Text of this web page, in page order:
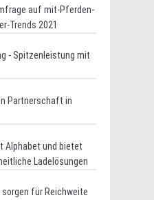
auf mit-Pferden-
Trends 2021
- Spitzenleistung mit
Partnerschaft in
Alphabet und bietet
Ladelösungen
sorgen für Reichweite